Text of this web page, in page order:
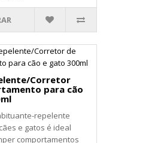
Corretor
para cão
repelente
e gatos é ideal
comportamentos